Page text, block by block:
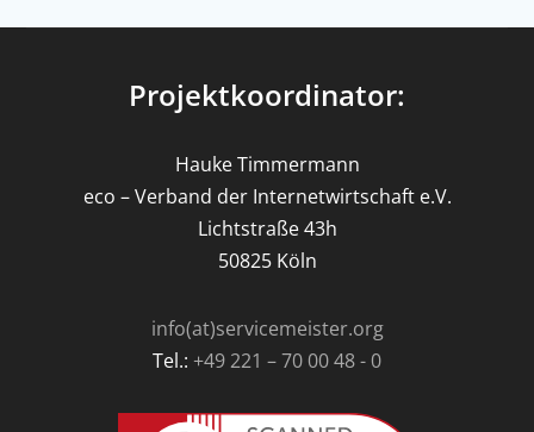
Projektkoordinator:
Hauke Timmermann
eco – Verband der Internetwirtschaft e.V.
Lichtstraße 43h
50825 Köln
info(at)servicemeister.org
Tel.: +49 221 – 70 00 48 - 0